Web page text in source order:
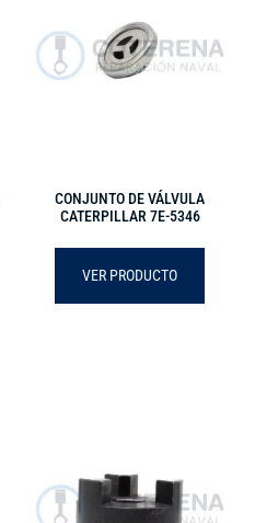
CONJUNTO DE VÁLVULA
CATERPILLAR 7E-5346
VER PRODUCTO